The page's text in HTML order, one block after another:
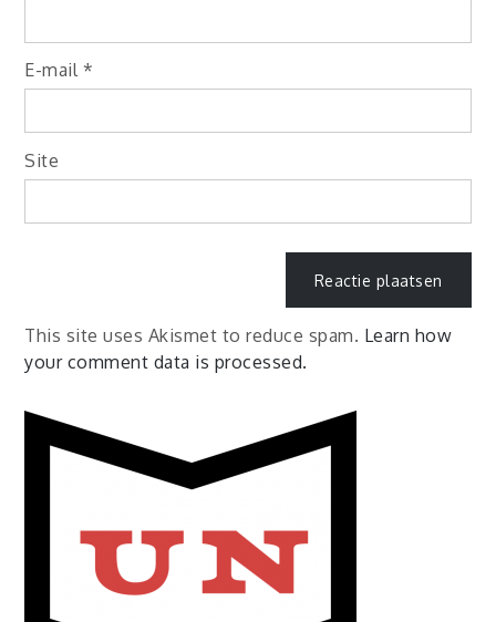
E-mail *
Site
This site uses Akismet to reduce spam. Learn how
your comment data is processed.